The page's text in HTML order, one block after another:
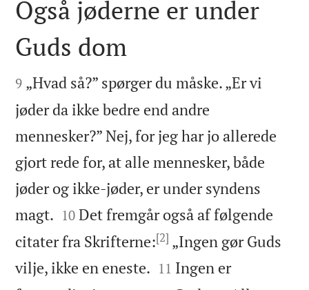

Også jøderne er under
Guds dom

9 „Hvad så?” spørger du måske. „Er vi
jøder da ikke bedre end andre
mennesker?” Nej, for jeg har jo allerede
gjort rede for, at alle mennesker, både
jøder og ikke-jøder, er under syndens
magt. 

10 Det fremgår også af følgende
citater fra Skrifterne:[2] „Ingen gør Guds
vilje, ikke en eneste. 

11 Ingen er